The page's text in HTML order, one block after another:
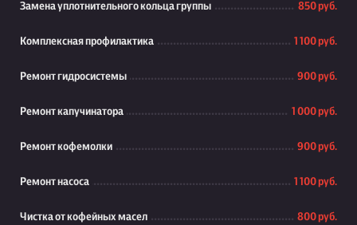
Замена уплотнительного кольца группы 850 руб.
Комплексная профилактика 1 100 руб.
Ремонт гидросистемы 900 руб.
Ремонт капучинатора 1 000 руб.
Ремонт кофемолки 900 руб.
Ремонт насоса 1 100 руб.
Чистка от кофейных масел 800 руб.